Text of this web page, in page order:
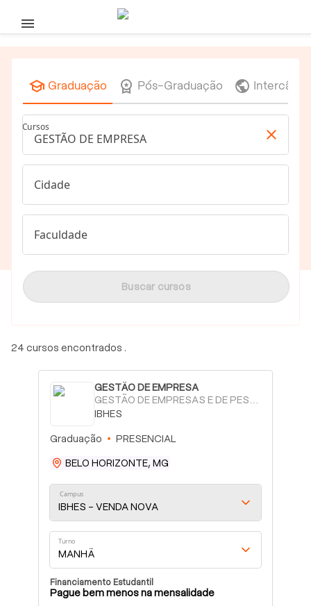
Pular para o conteúdo principal
 Graduação  Pós-Graduação 

Cursos
Cidade
Faculdade
Buscar cursos
24 cursos encontrados .
GESTÃO DE EMPRESA
IBHES
Graduação PRESENCIAL
BELO HORIZONTE, MG
Campus
IBHES - VENDA NOVA
Turno
MANHÃ
Financiamento Estudantil
Pague bem menos na mensalidade